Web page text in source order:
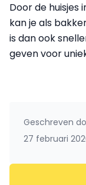
Door de
kan je als
is dan ook
geven voor
Geschreven
27 februari